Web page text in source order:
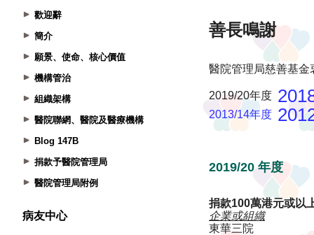
歡迎辭
簡介
願景、使命、核心價值
機構管治
組織架構
醫院聯網、醫院及醫療機構
Blog 147B
捐款予醫院管理局
醫院管理局附例
病友中心